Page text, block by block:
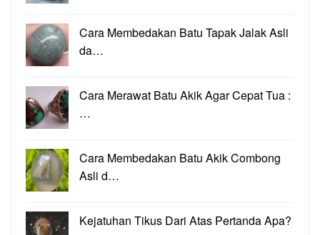
Cara Membedakan Batu Tapak Jalak Asli
da…
Cara Merawat Batu Akik Agar Cepat Tua :
…
Cara Membedakan Batu Akik Combong
Asli d…
Kejatuhan Tikus Dari Atas Pertanda Apa?